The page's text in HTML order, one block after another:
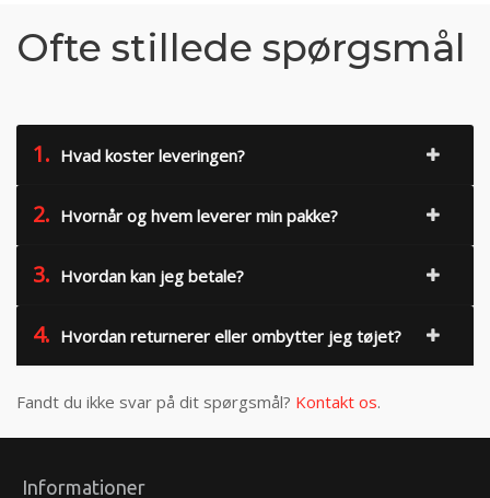
Ofte stillede spørgsmål
1. Hvad koster leveringen?
2. Hvornår og hvem leverer min pakke?
3. Hvordan kan jeg betale?
4. Hvordan returnerer eller ombytter jeg tøjet?
Fandt du ikke svar på dit spørgsmål? Kontakt os.
Informationer